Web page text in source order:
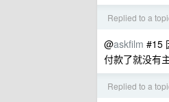
Replied to a
@askfilm #15
付款了就没有
Replied to a